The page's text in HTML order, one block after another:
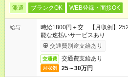
派遣 ブランクOK WEB登録・面接OK
給与
時給1800円＋交 【月収例】
能な速払いサービスあり
交通費別途支給あり
交通費 交通費支給あり
月収例 25～30万円